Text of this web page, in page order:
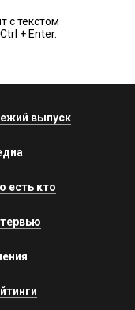
с текстом
+ Enter.
выпуск
есть кто